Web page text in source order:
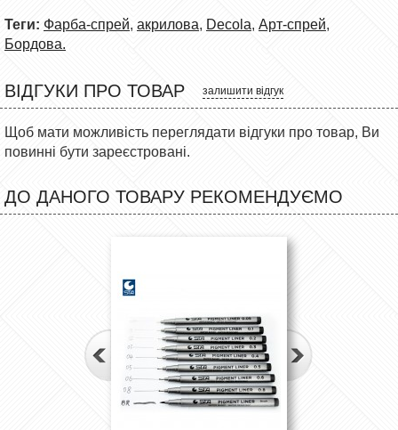
Теги: Фарба-спрей, акрилова, Decola, Арт-спрей,
Бордова.
ВІДГУКИ ПРО ТОВАР залишити відгук
Щоб мати можливість переглядати відгуки про товар, Ви
повинні бути зареєстровані.
ДО ДАНОГО ТОВАРУ РЕКОМЕНДУЄМО